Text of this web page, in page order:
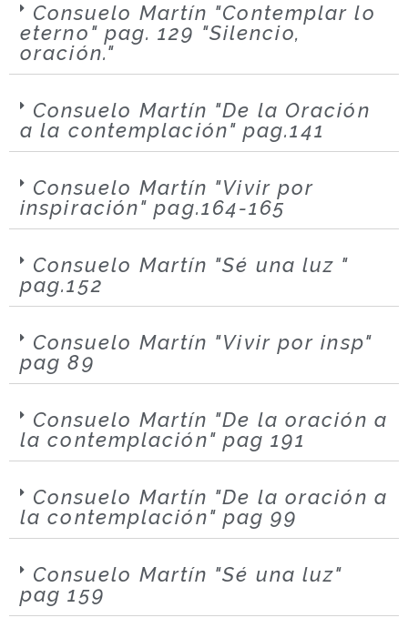
Consuelo Martín "Contemplar lo
eterno" pag. 129 "Silencio,
oración."
Consuelo Martín "De la Oración
a la contemplación" pag.141
Consuelo Martín "Vivir por
inspiración" pag.164-165
Consuelo Martín "Sé una luz "
pag.152
Consuelo Martín "Vivir por insp"
pag 89
Consuelo Martín "De la oración a
la contemplación" pag 191
Consuelo Martín "De la oración a
la contemplación" pag 99
Consuelo Martín "Sé una luz"
pag 159